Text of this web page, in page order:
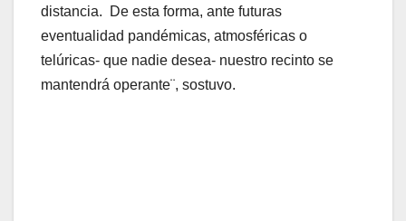
distancia. De esta forma, ante futuras
eventualidad pandémicas, atmosféricas o
telúricas- que nadie desea- nuestro recinto se
mantendrá operante¨, sostuvo.